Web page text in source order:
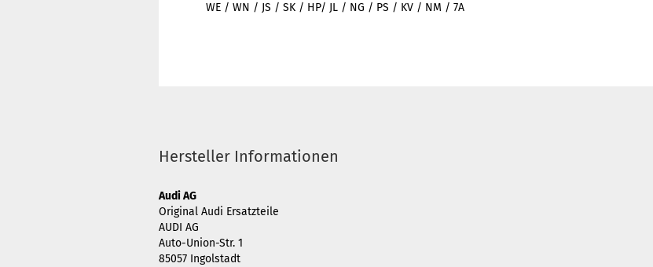
WE / WN / JS / SK / HP/ JL / NG / PS / KV / NM / 7A
Hersteller Informationen
Audi AG
Original Audi Ersatzteile
AUDI AG
Auto-Union-Str. 1
85057 Ingolstadt